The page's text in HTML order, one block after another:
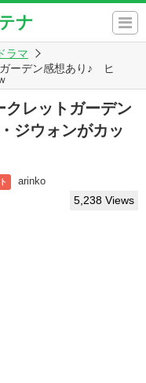
ナ
ラマ
ガーデン感想あり♪ ヒ
クレットガーデン
ジウォンがカッ
arinko
5,238 Views